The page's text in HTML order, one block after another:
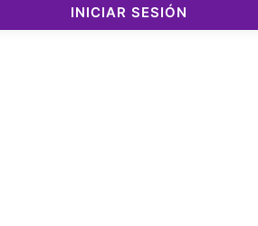
equilibrados y no invasivos.
INICIAR SESIÓN